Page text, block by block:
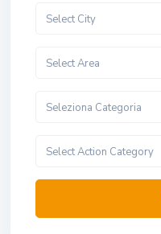
Select City
Select Area
Seleziona Categoria
Select Action Category